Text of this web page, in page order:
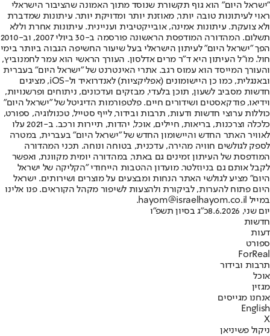
"ישראל היום" הוא גוף תקשורת שנוסד מתוך האמונה שהציבור הישראלי
ראוי לעיתונות טובה יותר, מאוזנת יותר ומדויקת יותר. עיתונות שמדברת
ולא צועקת. עיתונות אמינה, אובייקטיבית ועניינית. עיתונות אחרת וללא
תשלום. המהדורה המודפסת הראשונה פורסמה ב-30 ביולי 2007, וב-2010
הפך "ישראל היום" לעיתון הישראלי בעל שיעור החשיפה הגבוה ביותר בימי
חול. מו"ל העיתון היא ד"ר מרים אדלסון. העורך הראשי הוא עמר לחמנוביץ,
והעורך המייסד הוא עמוס רגב. אתרי האינטרנט של "ישראל היום" בעברית
ובאנגלית, כמו כן היישומונים (אפליקציות) לאנדרואיד ול-iOS, מציגים
חדשות מסביב לשעון, תוכן בלעדי, מבזקים ועדכונים, ניתוחים ופרשנויות,
וידיאו, פודקאסטים ושידורים חיים. פלטפורמות הדיגיטל של "ישראל היום"
כוללות ערוצי חדשות ודעות, תרבות ובידור, לייף סטייל, טכנולוגיה, ספורט,
כלכלה וצרכנות, בריאות, חיילים, אוכל, יהדות, תיירות ורכב. ב-2021 עלו
לאוויר האתר החדש והיישומון החדש של "ישראל היום" בעברית, במטרה
לספק לגולשים חוויה מהירה, עדכנית, בטוחה ונוחה. תכני המהדורה
המודפסת של העיתון זמינים גם באתר, במהדורה יומית מקוונת, ואפשר
לקבל אותם גם בניוזלטר. מועדון ההטבות הייחודי "הקליקה של ישראל
היום" מציע לגולשי האתר הנחות ומבצעים על מוצרים ושירותים. ישראל
היום פתוח להערות, לביקורת ולהצעות לשיפור מקהל הקוראים. פנו אלינו
במייל hayom@israelhayom.co.il.
יום שני, 8.6.2026
כ"ג בסיון תשפ"ו
חדשות
דעות
ספורט
ForReal
תרבות ובידור
אוכל
מגזין
אנחנו מגייסים
English
X
ניקול פשיניאן